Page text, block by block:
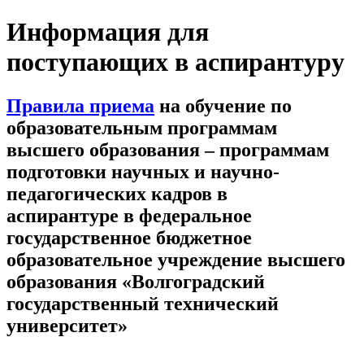
Информация для
поступающих в аспирантуру
Правила приема на обучение по
образовательным программам
высшего образования – программам
подготовки научных и научно-
педагогических кадров в
аспирантуре в федеральное
государственное бюджетное
образовательное учреждение высшего
образования «Волгоградский
государственный технический
университет»